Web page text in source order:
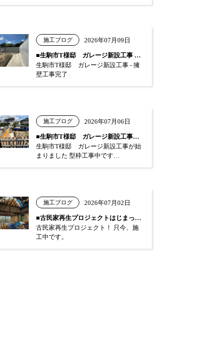
施工ブログ 2026年07月09日
■生駒市T様邸 ガレージ新設工事 …
生駒市T様邸 ガレージ新設工事 - 擁
壁工事完了
施工ブログ 2026年07月06日
■生駒市T様邸 ガレージ新設工事が始まり…
生駒市T様邸 ガレージ新設工事が始
まりました 型枠工事中です…
施工ブログ 2026年07月02日
■古民家再生プロジェクトはじまっています…
古民家再生プロジェクト！ 只今、施
工中です。